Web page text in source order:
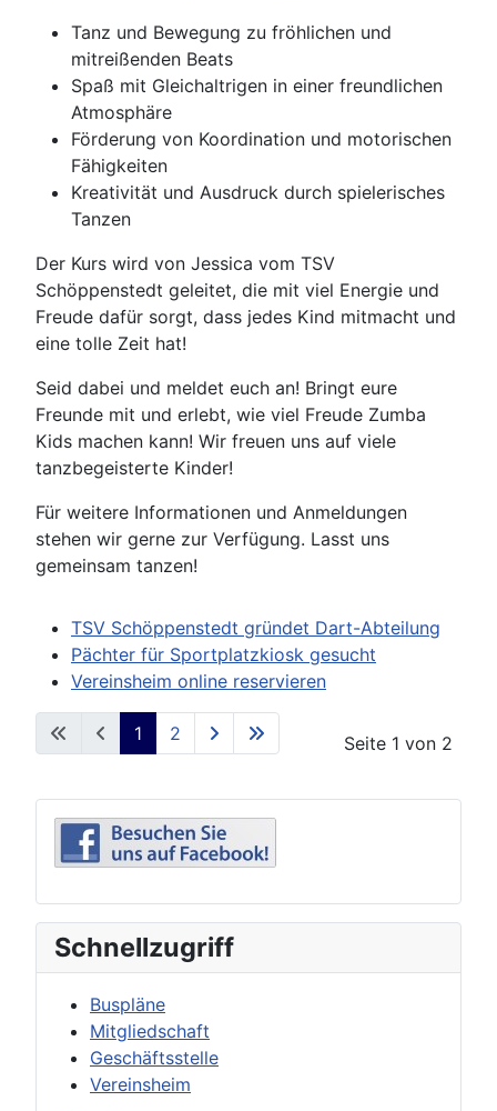
Tanz und Bewegung zu fröhlichen und
mitreißenden Beats
Spaß mit Gleichaltrigen in einer freundlichen
Atmosphäre
Förderung von Koordination und motorischen
Fähigkeiten
Kreativität und Ausdruck durch spielerisches
Tanzen
Der Kurs wird von Jessica vom TSV
Schöppenstedt geleitet, die mit viel Energie und
Freude dafür sorgt, dass jedes Kind mitmacht und
eine tolle Zeit hat!
Seid dabei und meldet euch an! Bringt eure
Freunde mit und erlebt, wie viel Freude Zumba
Kids machen kann! Wir freuen uns auf viele
tanzbegeisterte Kinder!
Für weitere Informationen und Anmeldungen
stehen wir gerne zur Verfügung. Lasst uns
gemeinsam tanzen!
TSV Schöppenstedt gründet Dart-Abteilung
Pächter für Sportplatzkiosk gesucht
Vereinsheim online reservieren
Seite 1 von 2
1 2
Schnellzugriff
Buspläne
Mitgliedschaft
Geschäftsstelle
Vereinsheim